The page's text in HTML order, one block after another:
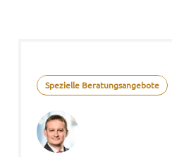
Spezielle Beratungsangebote